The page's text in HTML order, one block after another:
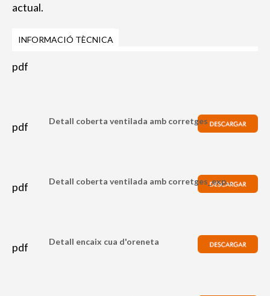
actual.
INFORMACIÓ TÈCNICA
pdf
Detall coberta ventilada amb corretges
pdf
Detall coberta ventilada amb corretges_explosionat
pdf
Detall encaix cua d'oreneta
pdf